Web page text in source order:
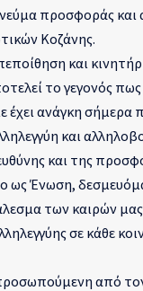
προσφοράς και
Κοζάνης.
και
το γεγονός
έχει ανάγκη σήμερα
και
και της
ως Ένωση,
των καιρών μας
σε κάθε
από